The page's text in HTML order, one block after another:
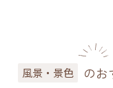
風景・景色 のお